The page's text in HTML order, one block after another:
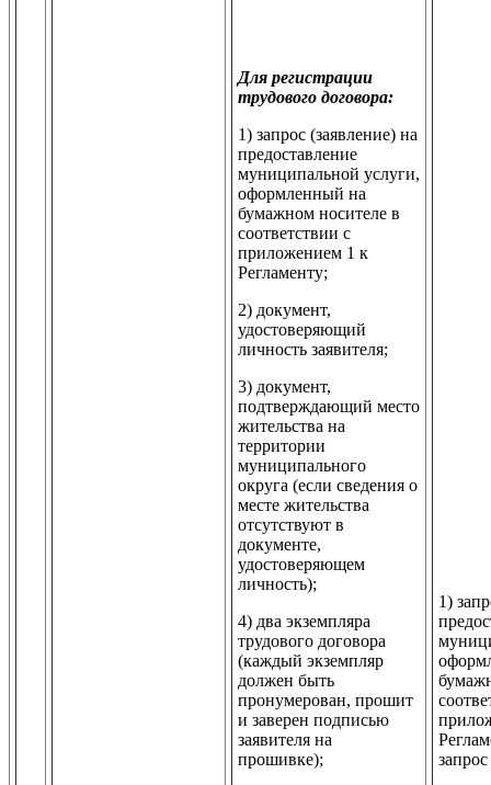
Для регистрации
трудового договора:
1) запрос (заявление) на
предоставление
муниципальной услуги,
оформленный на
бумажном носителе в
соответствии с
приложением 1 к
Регламенту;
2) документ,
удостоверяющий
личность заявителя;
3) документ,
подтверждающий место
жительства на
территории
муниципального
округа (если сведения о
месте жительства
отсутствуют в
документе,
удостоверяющем
личность);
4) два экземпляра
трудового договора
(каждый экземпляр
должен быть
пронумерован, прошит
и заверен подписью
заявителя на
прошивке);
1)